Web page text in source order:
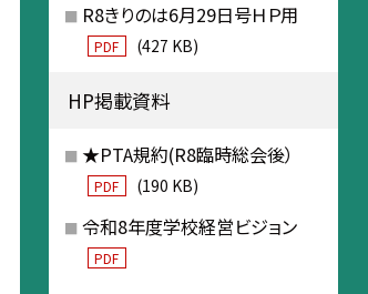
R8きりのは6月29日号ＨＰ用
PDF (427 KB)
HP掲載資料
★PTA規約(R8臨時総会後）
PDF (190 KB)
令和8年度学校経営ビジョン
PDF